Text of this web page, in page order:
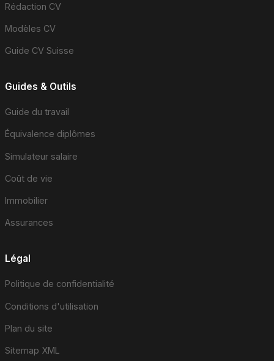
Rédaction CV
Modèles CV
Guide CV Suisse
Guides & Outils
Guide du travail
Équivalence diplômes
Simulateur salaire
Coût de vie
Immobilier
Assurances
Légal
Politique de confidentialité
Conditions d'utilisation
Plan du site
Sitemap XML